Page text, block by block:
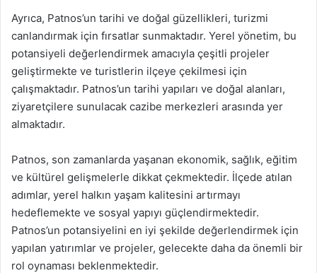
Ayrıca, Patnos’un tarihi ve doğal güzellikleri, turizmi
canlandırmak için fırsatlar sunmaktadır. Yerel yönetim, bu
potansiyeli değerlendirmek amacıyla çeşitli projeler
geliştirmekte ve turistlerin ilçeye çekilmesi için
çalışmaktadır. Patnos’un tarihi yapıları ve doğal alanları,
ziyaretçilere sunulacak cazibe merkezleri arasında yer
almaktadır.
Patnos, son zamanlarda yaşanan ekonomik, sağlık, eğitim
ve kültürel gelişmelerle dikkat çekmektedir. İlçede atılan
adımlar, yerel halkın yaşam kalitesini artırmayı
hedeflemekte ve sosyal yapıyı güçlendirmektedir.
Patnos’un potansiyelini en iyi şekilde değerlendirmek için
yapılan yatırımlar ve projeler, gelecekte daha da önemli bir
rol oynaması beklenmektedir.